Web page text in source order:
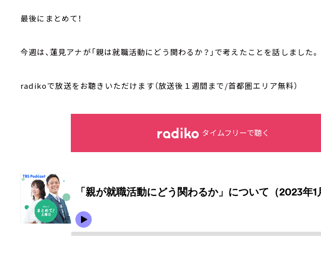
最後にまとめて！
今週は、蓮見アナが「親は就職活動にどう関わるか？」で考えたことを話しました。
radikoで放送をお聴きいただけます（放送後１週間まで/首都圏エリア無料）
タイムフリーで聴く